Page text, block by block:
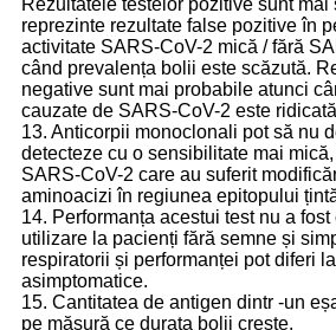
Rezultatele testelor pozitive sunt
reprezinte rezultate false pozitive în
activitate SARS-CoV-2 mică / fără
când prevalența bolii este scăzută.
negative sunt mai probabile atunci
cauzate de SARS-CoV-2 este
13. Anticorpii monoclonali pot să nu
detecteze cu o sensibilitate mai
SARS-CoV-2 care au suferit
aminoacizi în regiunea epitopului
14. Performanța acestui test nu a
utilizare la pacienți fără semne și
respiratorii și performanței pot diferi
asimptomatice.
15. Cantitatea de antigen dintr -un
pe măsură ce durata bolii crește.